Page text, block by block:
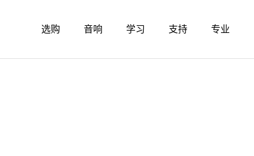
选购 音响 学习 支持 专业